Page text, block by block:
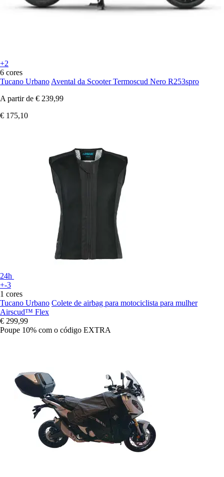
+2
6 cores
Tucano Urbano Avental da Scooter Termoscud Nero R253spro
A partir de € 239,99
€ 175,10
24h
+-3
1 cores
Tucano Urbano Colete de airbag para motociclista para mulher
Airscud™ Flex
€ 299,99
Poupe 10% com o código EXTRA